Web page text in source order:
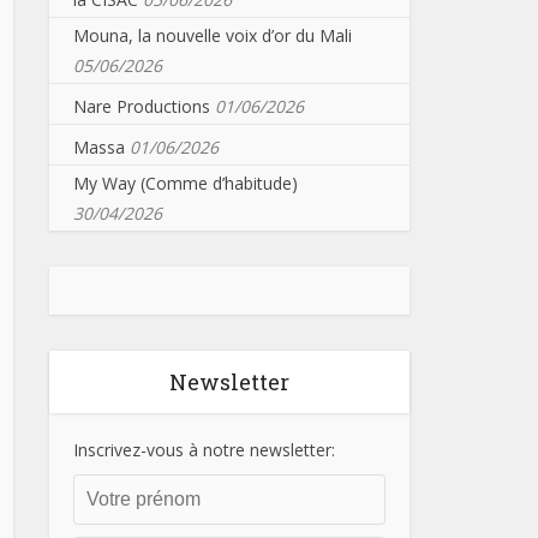
Mouna, la nouvelle voix d’or du Mali
05/06/2026
Nare Productions 01/06/2026
Massa 01/06/2026
My Way (Comme d’habitude)
30/04/2026
Newsletter
Inscrivez-vous à notre newsletter: